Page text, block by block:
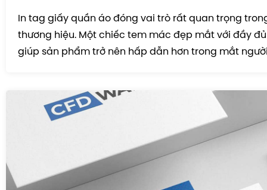
In tag giấy quần áo đóng vai trò rất quan trọng
thương hiệu. Một chiếc tem mác đẹp mắt với đầy
giúp sản phẩm trở nên hấp dẫn hơn trong mắt